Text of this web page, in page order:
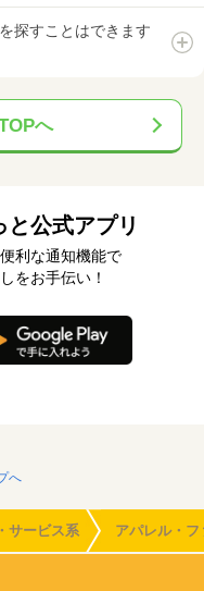
探すことはできます
へ
と公式アプリ
利な通知機能で
をお手伝い！
へ
サービス系 アパレル・